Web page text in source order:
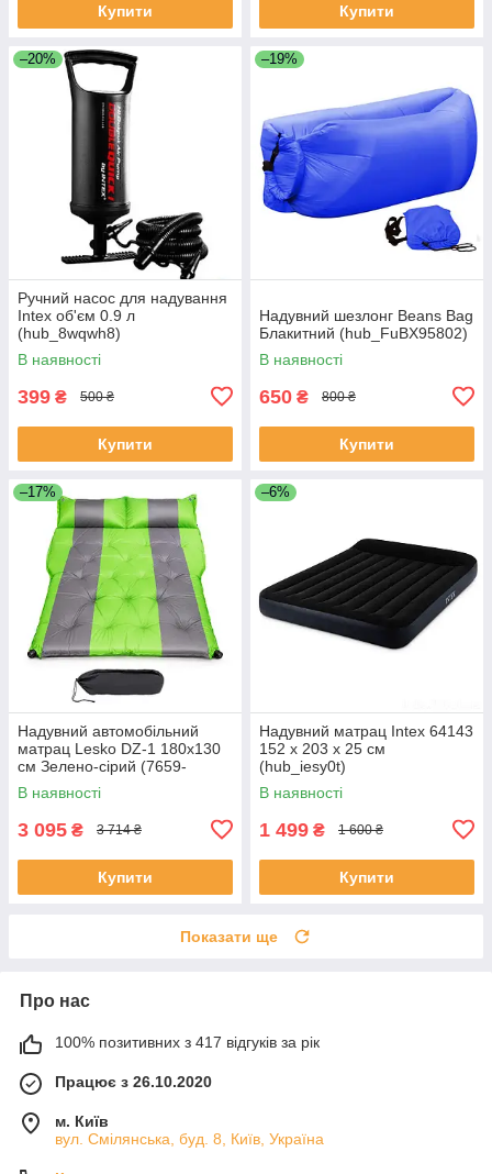
Купити Купити
–20%
Ручний насос для надування
Intex об'єм 0.9 л
(hub_8wqwh8)
В наявності
399 ₴ 500 ₴
Купити
–19%
Надувний шезлонг Beans Bag
Блакитний (hub_FuBX95802)
В наявності
650 ₴ 800 ₴
Купити
–17%
Надувний автомобільний
матрац Lesko DZ-1 180x130
см Зелено-сірий (7659-
96104)
В наявності
3 095 ₴ 3 714 ₴
Купити
–6%
Надувний матрац Intex 64143
152 x 203 x 25 см
(hub_iesy0t)
В наявності
1 499 ₴ 1 600 ₴
Купити
Показати ще
Про нас
100% позитивних з 417 відгуків за рік
Працює з 26.10.2020
м. Київ
вул. Смілянська, буд. 8, Київ, Україна